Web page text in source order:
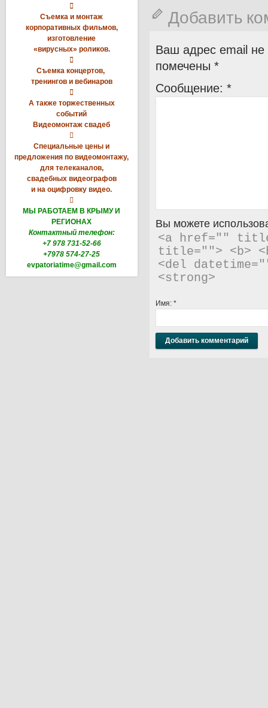

Съемка и монтаж
корпоративных фильмов,
изготовление
«вирусных» роликов.

Съемка концертов,
тренингов и вебинаров

А также торжественных
событий
Видеомонтаж свадеб

Специальные цены и
предложения по видеомонтажу,
для телеканалов,
свадебных видеографов
и на оцифровку видео.

МЫ РАБОТАЕМ В КРЫМУ И
РЕГИОНАХ
Контактный телефон:
+7 978 731-52-66
+7978 574-27-25
evpatoriatime@gmail.com
Добавить
Ваш адрес email не
помечены *
Сообщение: *
Вы можете
<a href=""
title=""> <b>
<del
<strong>
Имя: *